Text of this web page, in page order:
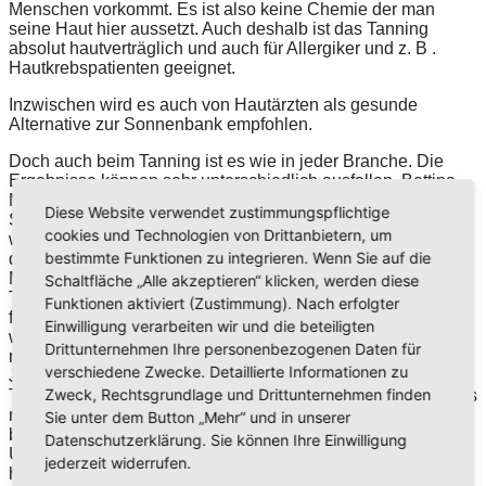
Menschen vorkommt. Es ist also keine Chemie der man
seine Haut hier aussetzt. Auch deshalb ist das Tanning
absolut hautverträglich und auch für Allergiker und z. B .
Hautkrebspatienten geeignet.
Inzwischen wird es auch von Hautärzten als gesunde
Alternative zur Sonnenbank empfohlen.
Doch auch beim Tanning ist es wie in jeder Branche. Die
Ergebnisse können sehr unterschiedlich ausfallen. Bettina
Müller von BM Airbrushtanning sprüht seit seit 2009 in
Stuttgart in ihren beiden Airbrushtanning Studios und weiß
worauf es ankommt. Gesprüht wird vorrangig mit Produkten
der Firma Sunvitale, die seit circa 2005 auf dem deutschen
Markt arbeitet. Die Produkte kommen aus den USA, dort ist
Tanning längst etabliert. Die Produkte finden in den USA seit
fast 30 Jahren Anwendung und wurden in der Zeit stetig
weiter entwickelt. So kann Sunvitale inzwischen eines der
natürlichsten Ergebnisse am deutschen Markt aufweisen.
Jedoch spielt auch die Ausbildung eine große Rolle. Denn
Tanning ist nicht gleich Tanning! Kunden die teilweise bereits
negative Erfahrungen gemacht haben, möchte ich gern
beweisen das es auch anders geht! Ich arbeite im
Unterschied zu den meisten Tanning Studios nicht mit den
herkömmlichen Spray Tanning Pistolen , sondern mit sehr
Diese Website verwendet zustimmungspflichtige
cookies und Technologien von Drittanbietern, um
bestimmte Funktionen zu integrieren. Wenn Sie auf die
Schaltfläche „Alle akzeptieren“ klicken, werden diese
Funktionen aktiviert (Zustimmung). Nach erfolgter
Einwilligung verarbeiten wir und die beteiligten
Drittunternehmen Ihre personenbezogenen Daten für
verschiedene Zwecke. Detaillierte Informationen zu
Zweck, Rechtsgrundlage und Drittunternehmen finden
Sie unter dem Button „Mehr“ und in unserer
Datenschutzerklärung. Sie können Ihre Einwilligung
jederzeit widerrufen.